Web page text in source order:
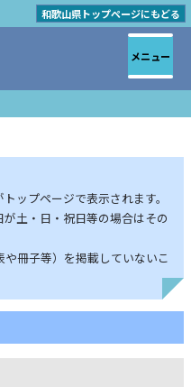
和歌山県トップページにもどる
ップページで表示されます。
土・日・祝日等の場合はその
冊子等）を掲載していないこ
メニュー